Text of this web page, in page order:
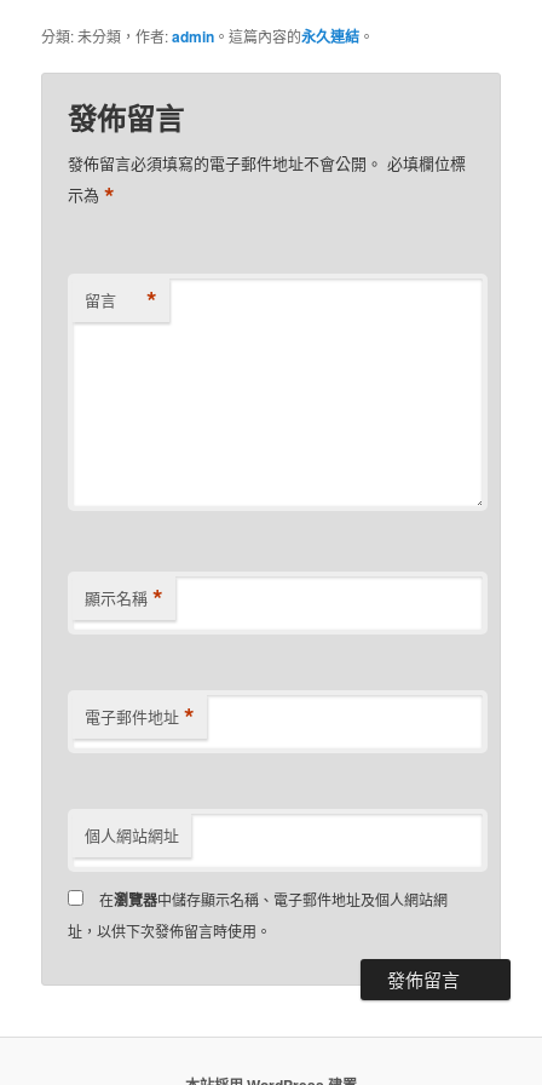
分類: 未分類，作者:admin 。這篇內容的永久連結 。
發佈留言
發佈留言必須填寫的電子郵件地址不會公開。 必填欄位標
示為*
留言 *
顯示名稱 *
電子郵件地址 *
個人網站網址
在瀏覽器中儲存顯示名稱、電子郵件地址及個人網站網
址，以供下次發佈留言時使用。